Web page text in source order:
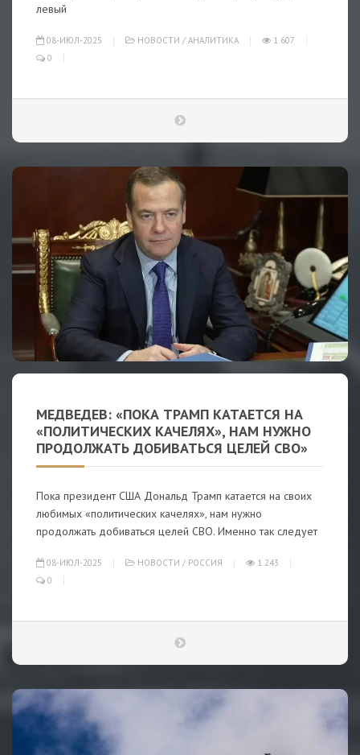
левый
08-ИЮЛ-2025 НОВОСТИ / АНАЛИТИКА
1 607
0
МЕДВЕДЕВ: «ПОКА ТРАМП КАТАЕТСЯ НА
«ПОЛИТИЧЕСКИХ КАЧЕЛЯХ», НАМ НУЖНО
ПРОДОЛЖАТЬ ДОБИВАТЬСЯ ЦЕЛЕЙ СВО»
Пока президент США Дональд Трамп катается на своих
любимых «политических качелях», нам нужно
продолжать добиваться целей СВО. Именно так следует
08-ИЮЛ-2025 НОВОСТИ / РОССИЯ
1 243
0